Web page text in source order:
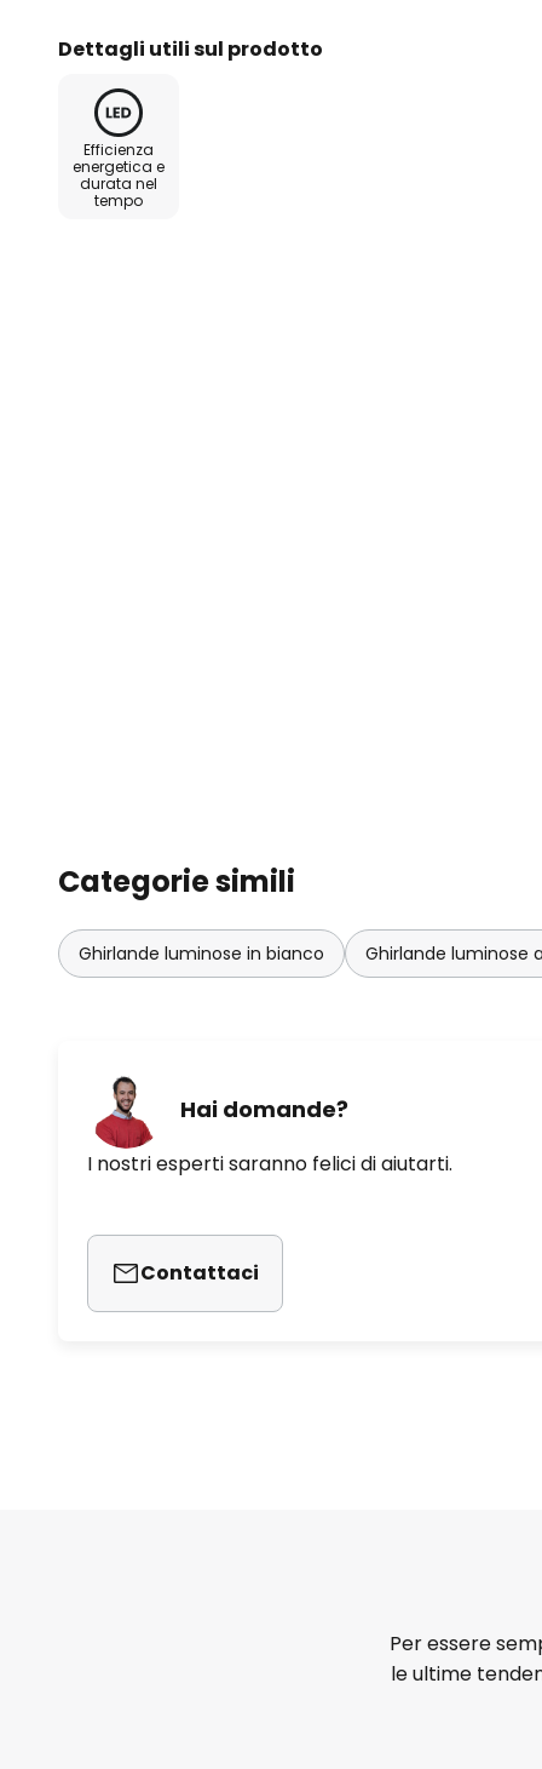
Dettagli utili sul prodotto
Efficienza
energetica e
durata nel
tempo
Categorie simili
Ghirlande luminose in bianco Ghirlande luminose
Hai domande?
I nostri esperti saranno felici di aiutarti.
Contattaci
Per essere
le ultime